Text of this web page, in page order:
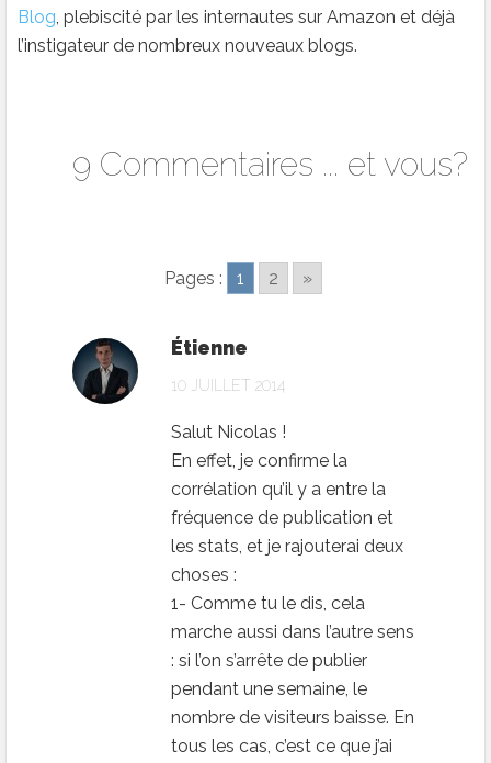
Blog, plebiscité par les internautes sur Amazon et déjà
l’instigateur de nombreux nouveaux blogs.
9 Commentaires ... et vous?
Pages : 1 2 »
Étienne
10 JUILLET 2014
Salut Nicolas !
En effet, je confirme la
corrélation qu’il y a entre la
fréquence de publication et
les stats, et je rajouterai deux
choses :
1- Comme tu le dis, cela
marche aussi dans l’autre sens
: si l’on s’arrête de publier
pendant une semaine, le
nombre de visiteurs baisse. En
tous les cas, c’est ce que j’ai